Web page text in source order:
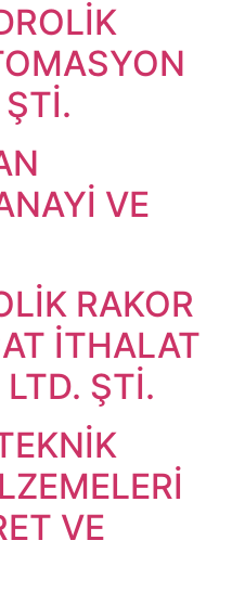
VE
RAKOR
İTHALAT
ŞTİ.
VE